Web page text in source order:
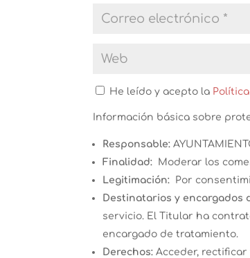
He leído y acepto la
Información básica sobre
Responsable:
Finalidad: Moderar los
Legitimación: Por
Destinatarios y encargados
servicio. El Titular ha
encargado de tratamiento.
Derechos: Acceder,